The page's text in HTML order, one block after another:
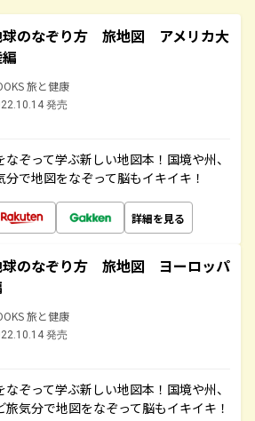
球のなぞり方 旅地図 アメリカ大
旅と健康
発売
ぞって学ぶ新しい地図本！国境や州、
で地図をなぞって脳もイキイキ！
詳細を見る
球のなぞり方 旅地図 ヨーロッパ
旅と健康
発売
ぞって学ぶ新しい地図本！国境や州、
気分で地図をなぞって脳もイキイキ！